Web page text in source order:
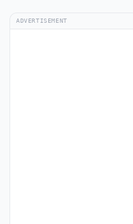
ADVERTISEMENT